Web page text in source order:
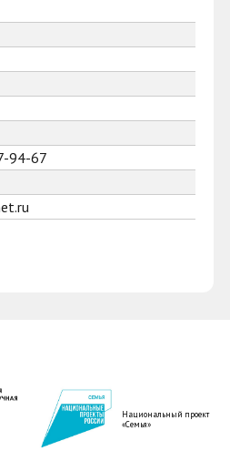
94-67
Национальный проект
«Семья»